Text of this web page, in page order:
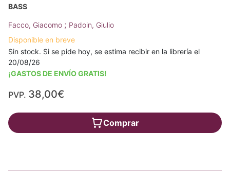
BASS
Facco, Giacomo ; Padoin, Giulio
Disponible en breve
Sin stock. Si se pide hoy, se estima recibir en la librería el
20/08/26
¡GASTOS DE ENVÍO GRATIS!
PVP. 38,00€
Comprar